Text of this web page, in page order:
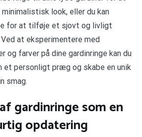
look, eller du kan
for at tilføje et sjovt og livligt
at eksperimentere med
og farver på dine gardinringe kan du
et personligt præg og skabe en unik
smag.
gardinringe som en
opdatering